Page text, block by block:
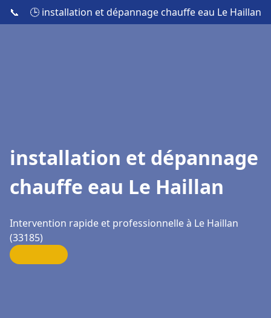
📞 🕒 installation et dépannage chauffe eau Le Haillan
installation et dépannage
chauffe eau Le Haillan
Intervention rapide et professionnelle à Le Haillan
(33185)